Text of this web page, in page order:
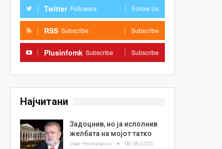
Twitter Followers Follow Us
RSS Subscribe Subscribe
Plusinfomk Subscribe Subscribe
Најчитани
Задоцнив, но ја исполнив
желбата на мојот татко
Јове Кекеновски 08/08/2026